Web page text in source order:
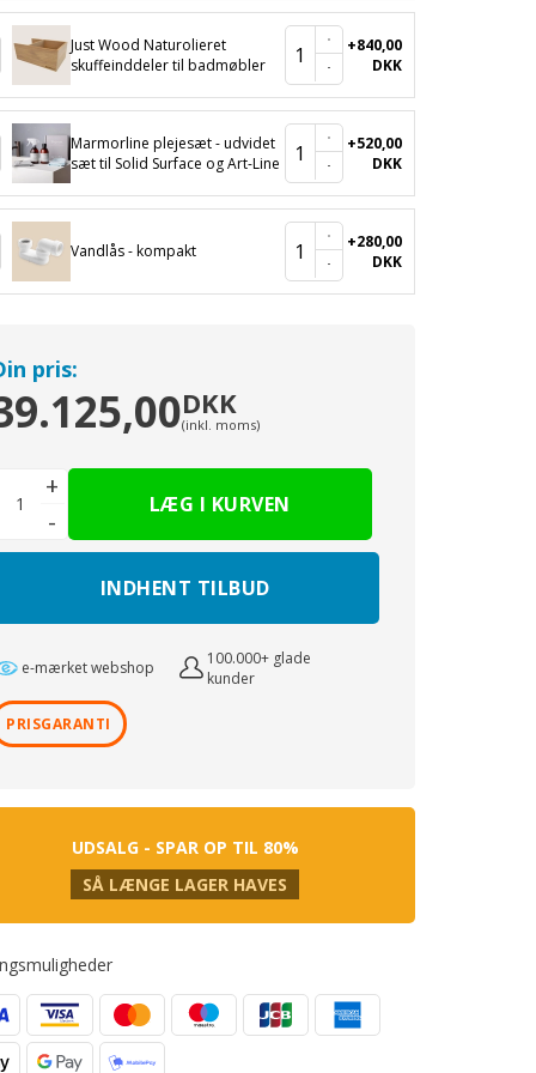
Just Wood Naturolieret
skuffeinddeler til badmøbler
1
+840,00
DKK
Marmorline plejesæt - udvidet
sæt til Solid Surface og Art-Line
1
+520,00
DKK
Vandlås - kompakt 1
+280,00
DKK
pris:
DKK
(inkl. moms)
+
-
INDHENT TILBUD
e-mærket webshop
100.000+ glade
kunder
PRISGARANTI
UDSALG - SPAR OP TIL 80%
SÅ LÆNGE LAGER HAVES